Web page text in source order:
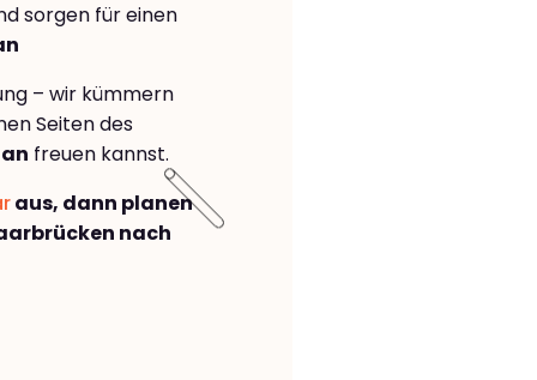
sorgen für einen
– wir kümmern
Seiten des
freuen kannst.
aus, dann planen
nach